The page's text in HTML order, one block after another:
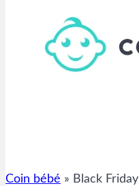
Coin bébé » Black Friday